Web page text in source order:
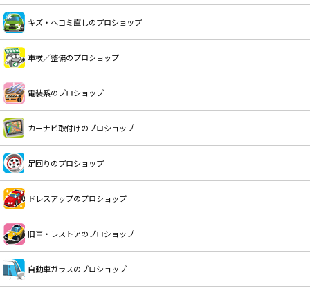
キズ・ヘコミ直しのプロショップ
車検／整備のプロショップ
電装系のプロショップ
カーナビ取付けのプロショップ
足回りのプロショップ
ドレスアップのプロショップ
旧車・レストアのプロショップ
自動車ガラスのプロショップ